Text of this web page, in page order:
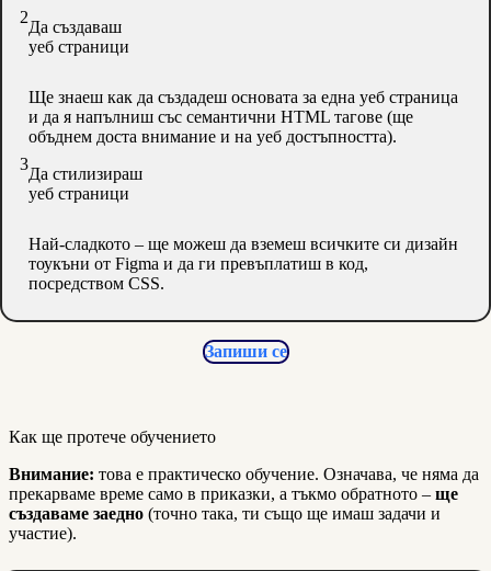
2
Да създаваш
уеб страници
Ще знаеш как да създадеш основата за една уеб страница
и да я напълниш със семантични HTML тагове (ще
объднем доста внимание и на уеб достъпността).
3
Да стилизираш
уеб страници
Най-сладкото – ще можеш да вземеш всичките си дизайн
тоукъни от Figma и да ги превъплатиш в код,
посредством CSS.
Запиши се
Как ще протече обучението
Внимание: това е практическо обучение. Означава, че няма да
прекарваме време само в приказки, а тъкмо обратното – ще
създаваме заедно (точно така, ти също ще имаш задачи и
участие).